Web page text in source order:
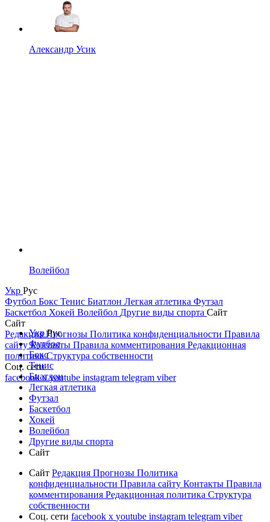
Александр Усик
Волейбол
Укр Рус
Футбол Бокс Тенис Биатлон Легкая атлетика Футзал
Баскетбол Хокей Волейбол Другие виды спорта Сайт
Сайт
РедакцияПрогнозы Политика конфиденциальности Правила
сайтуКонтакты Правила комментирования Редакционная
политикаСтруктура собственности
Соц. сети
facebookxyoutube instagram telegram viber
УкрРус
Футбол
Бокс
Тенис
Биатлон
Легкая атлетика
Футзал
Баскетбол
Хокей
Волейбол
Другие виды спорта
Сайт
Сайт Редакция Прогнозы Политика
конфиденциальности Правила сайту Контакты Правила
комментирования Редакционная политика Структура
собственности
Соц. сети facebook x youtube instagram telegram viber